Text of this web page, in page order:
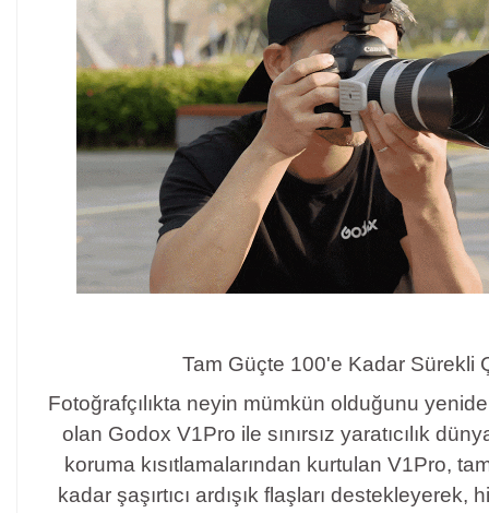
Tam Güçte 100'e Kadar Sürekli
Fotoğrafçılıkta neyin mümkün olduğunu
olan Godox V1Pro ile sınırsız yaratıcılık
koruma kısıtlamalarından kurtulan V1Pro,
kadar şaşırtıcı ardışık flaşları destekleyerek,